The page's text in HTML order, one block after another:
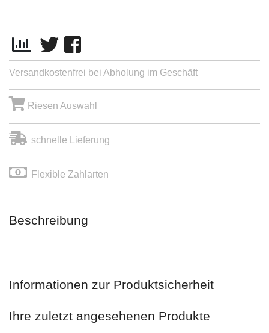
Versandkostenfrei bei Abholung im Geschäft
Riesen Auswahl
schnelle Lieferung
Flexible Zahlarten
Beschreibung
Informationen zur Produktsicherheit
Ihre zuletzt angesehenen Produkte